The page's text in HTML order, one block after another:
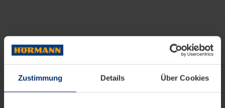
Zustimmung Details Über Cookies